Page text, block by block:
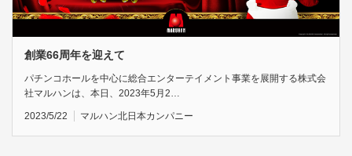
創業66周年を迎えて
パチンコホールを中心に総合エンターテイメント事業を展開する株式会
社マルハンは、本日、2023年5月2…
2023/5/22 マルハン北日本カンパニー